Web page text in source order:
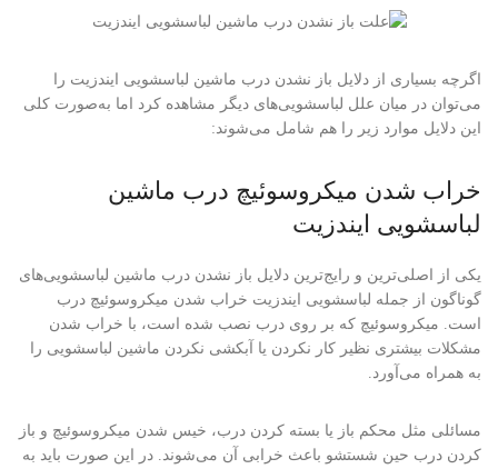
اگرچه بسیاری از دلایل باز نشدن درب ماشین لباسشویی ایندزیت را
می‌توان در میان علل لباسشویی‌های دیگر مشاهده کرد اما به‌صورت کلی
این دلایل موارد زیر را هم شامل می‌شوند:
خراب شدن میکروسوئیچ درب ماشین
لباسشویی ایندزیت
یکی از اصلی‌ترین و رایج‌ترین دلایل باز نشدن درب ماشین لباسشویی‌‌های
گوناگون از جمله لباسشویی ایندزیت خراب شدن میکروسوئیچ درب
است. میکروسوئیچ که بر روی درب نصب شده است، با خراب شدن
مشکلات بیشتری نظیر کار نکردن یا آبکشی نکردن ماشین لباسشویی را
به همراه می‌آورد.
مسائلی مثل محکم باز یا بسته کردن درب، خیس شدن میکروسوئیچ و باز
کردن درب حین شستشو باعث خرابی آن می‌شوند. در این صورت باید به